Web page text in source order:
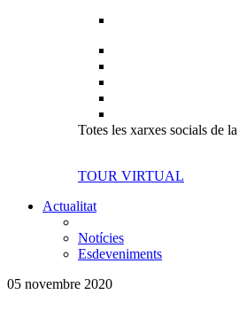
Totes les xarxes socials de
TOUR VIRTUAL
Actualitat
Notícies
Esdeveniments
05 novembre 2020